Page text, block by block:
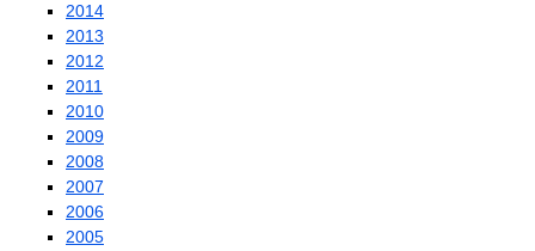
2014
2013
2012
2011
2010
2009
2008
2007
2006
2005